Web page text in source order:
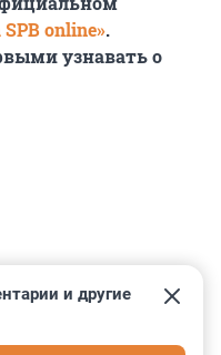
online».
узнавать о
и другие